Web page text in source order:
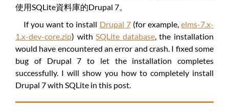
使用SQLite資料庫的Drupal 7。
If you want to install Drupal 7(for example,elms-7.x-
1.x-dev-core.zip) withSQLite database, the installation
would have encountered an error and crash. I fixed some
bug of Drupal 7 to let the installation completes
successfully. I will show you how to completely install
Drupal 7 with SQLite in this post.